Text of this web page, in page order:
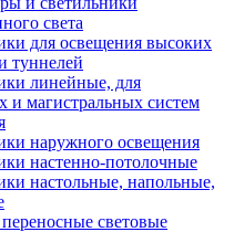
света
для освещения высоких
туннелей
линейные, для
и магистральных систем
наружного освещения
настенно-потолочные
настольные, напольные,
световые